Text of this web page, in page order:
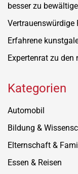
besser zu
Erfahrene
Expertenrat zu den
Kategorien
Automobil
Bildung &
Elternschaft &
Essen & Reisen